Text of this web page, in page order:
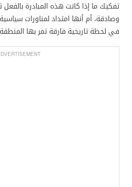
تفكيك ما إذا كانت هذه المبادرة
وصادقة، أم أنها امتداد لمناورات
في لحظة تاريخية فارقة تمر بها